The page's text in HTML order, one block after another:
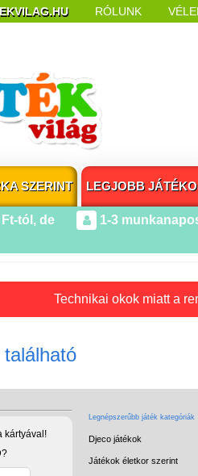
RÓLUNK
SZERINT LEGJOBB
tól, de
1-3
Technikai okok miatt a
kártyával!
Legnépszerűbb játék kategóriák
Djeco játékok
Játékok életkor szerint